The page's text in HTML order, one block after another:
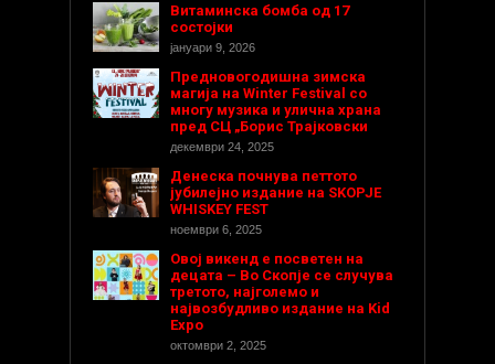
Витаминска бомба од 17
состојки
јануари 9, 2026
Предновогодишнa зимска
магија на Winter Festival со
многу музика и улична храна
пред СЦ „Борис Трајковски
декември 24, 2025
Денеска почнува петтото
јубилејно издание на SKOPJE
WHISKEY FEST
ноември 6, 2025
Овој викенд е посветен на
децата – Во Скопје се случува
третото, најголемо и
највозбудливо издание на Kid
Expo
октомври 2, 2025